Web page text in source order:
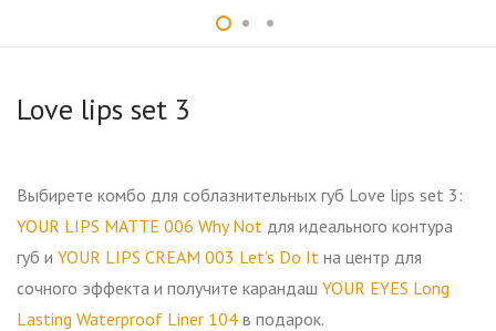
Love lips set 3
Выбирете комбо для соблазнительных губ Love lips set 3:
YOUR LIPS MATTE 006 Why Not для идеального контура
губ и YOUR LIPS CREAM 003 Let’s Do It на центр для
сочного эффекта и получите карандаш YOUR EYES Long
Lasting Waterproof Liner 104 в подарок.